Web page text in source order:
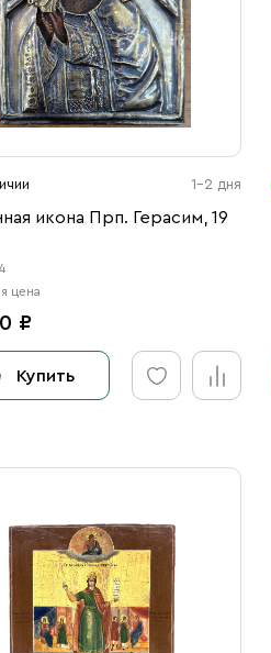
1-2 дня
икона Прп. Герасим, 19
цена
₽
Купить